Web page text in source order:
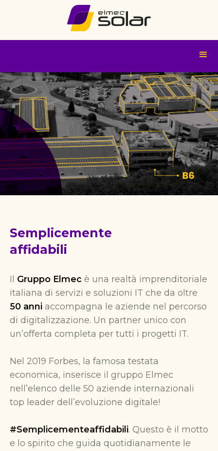
IL GRUPPO ELMEC
Semplicemente
affidabili
Il Gruppo Elmec è una realtà imprenditoriale
italiana di servizi e soluzioni IT che da oltre
50 anni accompagna le aziende nel percorso
di digitalizzazione. Un partner unico con
un’offerta completa per tutti i progetti IT.
Nel 2019 Forbes, la famosa testata
economica, inserisce il gruppo Elmec
nell’elenco delle 50 aziende internazionali
top leader dell’evoluzione digitale!
#Semplicementeaffidabili. Questo è il motto
e lo spirito che guida quotidianamente le